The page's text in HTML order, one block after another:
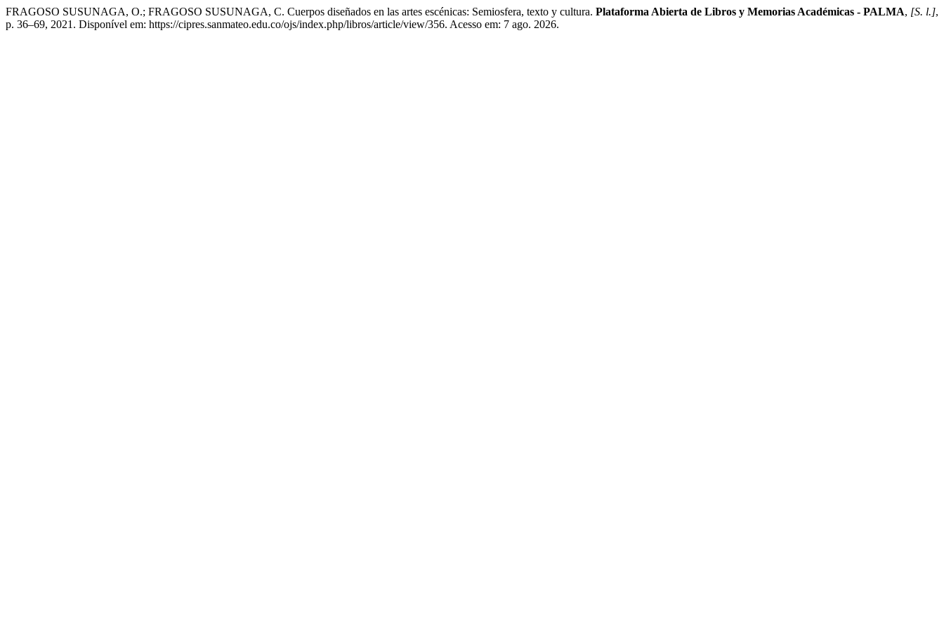
FRAGOSO SUSUNAGA, O.; FRAGOSO SUSUNAGA, C. Cuerpos diseñados en las artes escénicas: Semiosfera, texto y cultura. Plataforma Abierta de Libros y Memorias Académicas - PALMA, [S. l.],
p. 36–69, 2021. Disponível em: https://cipres.sanmateo.edu.co/ojs/index.php/libros/article/view/356. Acesso em: 7 ago. 2026.